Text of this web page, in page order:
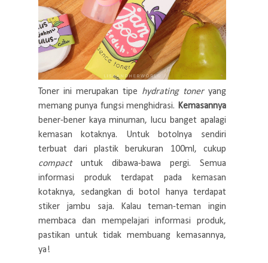
Toner ini merupakan tipe hydrating toner yang
memang punya fungsi menghidrasi. Kemasannya
bener-bener kaya minuman, lucu banget apalagi
kemasan kotaknya. Untuk botolnya sendiri
terbuat dari plastik berukuran 100ml, cukup
compact untuk dibawa-bawa pergi. Semua
informasi produk terdapat pada kemasan
kotaknya, sedangkan di botol hanya terdapat
stiker jambu saja. Kalau teman-teman ingin
membaca dan mempelajari informasi produk,
pastikan untuk tidak membuang kemasannya,
ya!